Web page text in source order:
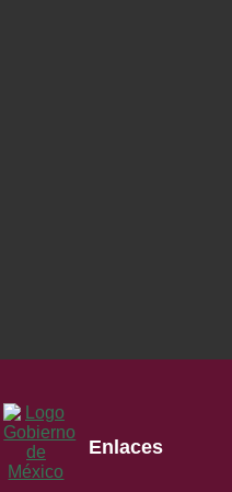
Enlaces